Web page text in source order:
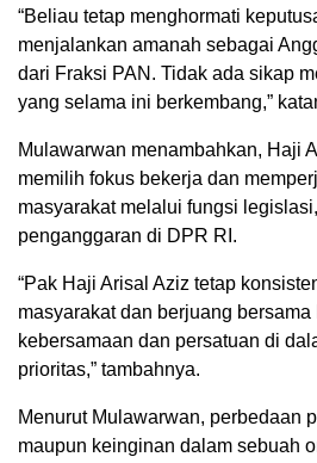
“Beliau tetap menghormati
menjalankan amanah sebagai
dari Fraksi PAN. Tidak ada sikap
yang selama ini berkembang,”
Mulawarwan menambahkan, Haji
memilih fokus bekerja dan
masyarakat melalui fungsi
penganggaran di DPR RI.
“Pak Haji Arisal Aziz tetap
masyarakat dan berjuang
kebersamaan dan persatuan di
prioritas,” tambahnya.
Menurut Mulawarwan, perbedaan
maupun keinginan dalam sebuah